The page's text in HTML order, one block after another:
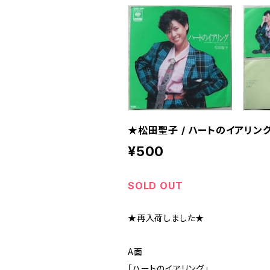
★松田聖子 / ハートのイアリン
¥500
SOLD OUT
★再入荷しました★
A面